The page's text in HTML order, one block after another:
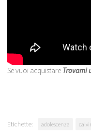
Se vuoi acquistare Trovami
Etichette: adolescenza